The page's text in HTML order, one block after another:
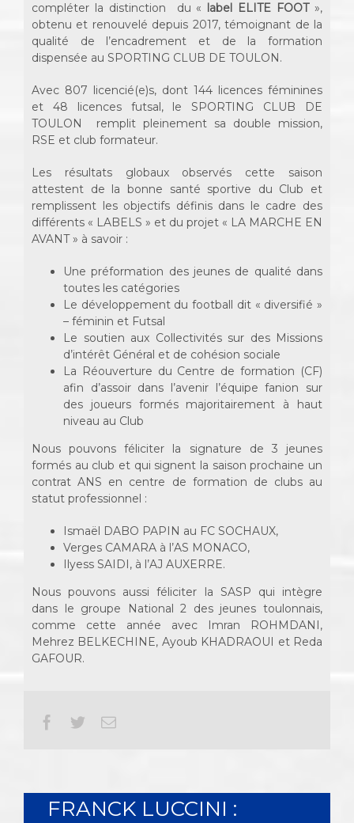
compléter la distinction du « label ELITE FOOT»,
obtenu et renouvelé depuis 2017, témoignant de la
qualité de l’encadrement et de la formation
dispensée au SPORTING CLUB DE TOULON.
Avec 807 licencié(e)s, dont 144 licences féminines
et 48 licences futsal, le SPORTING CLUB DE
TOULON remplit pleinement sa double mission,
RSE et club formateur.
Les résultats globaux observés cette saison
attestent de la bonne santé sportive du Club et
remplissent les objectifs définis dans le cadre des
différents « LABELS » et du projet « LA MARCHE EN
AVANT » à savoir :
Une préformation des jeunes de qualité dans
toutes les catégories
Le développement du football dit « diversifié »
– féminin et Futsal
Le soutien aux Collectivités sur des Missions
d’intérêt Général et de cohésion sociale
La Réouverture du Centre de formation (CF)
afin d’assoir dans l’avenir l’équipe fanion sur
des joueurs formés majoritairement à haut
niveau au Club
Nous pouvons féliciter la signature de 3 jeunes
formés au club et qui signent la saison prochaine un
contrat ANS en centre de formation de clubs au
statut professionnel :
Ismaël DABO PAPIN au FC SOCHAUX,
Verges CAMARA à l’AS MONACO,
Ilyess SAIDI, à l’AJ AUXERRE.
Nous pouvons aussi féliciter la SASP qui intègre
dans le groupe National 2 des jeunes toulonnais,
comme cette année avec Imran ROHMDANI,
Mehrez BELKECHINE, Ayoub KHADRAOUI et Reda
GAFOUR.
Facebook
TwitterEmail
FRANCK LUCCINI :